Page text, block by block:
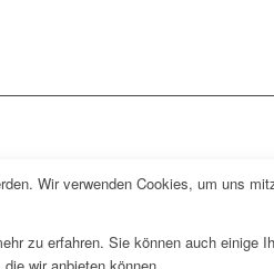
Wir verwenden Cookies, um uns
zu erfahren. Sie können auch